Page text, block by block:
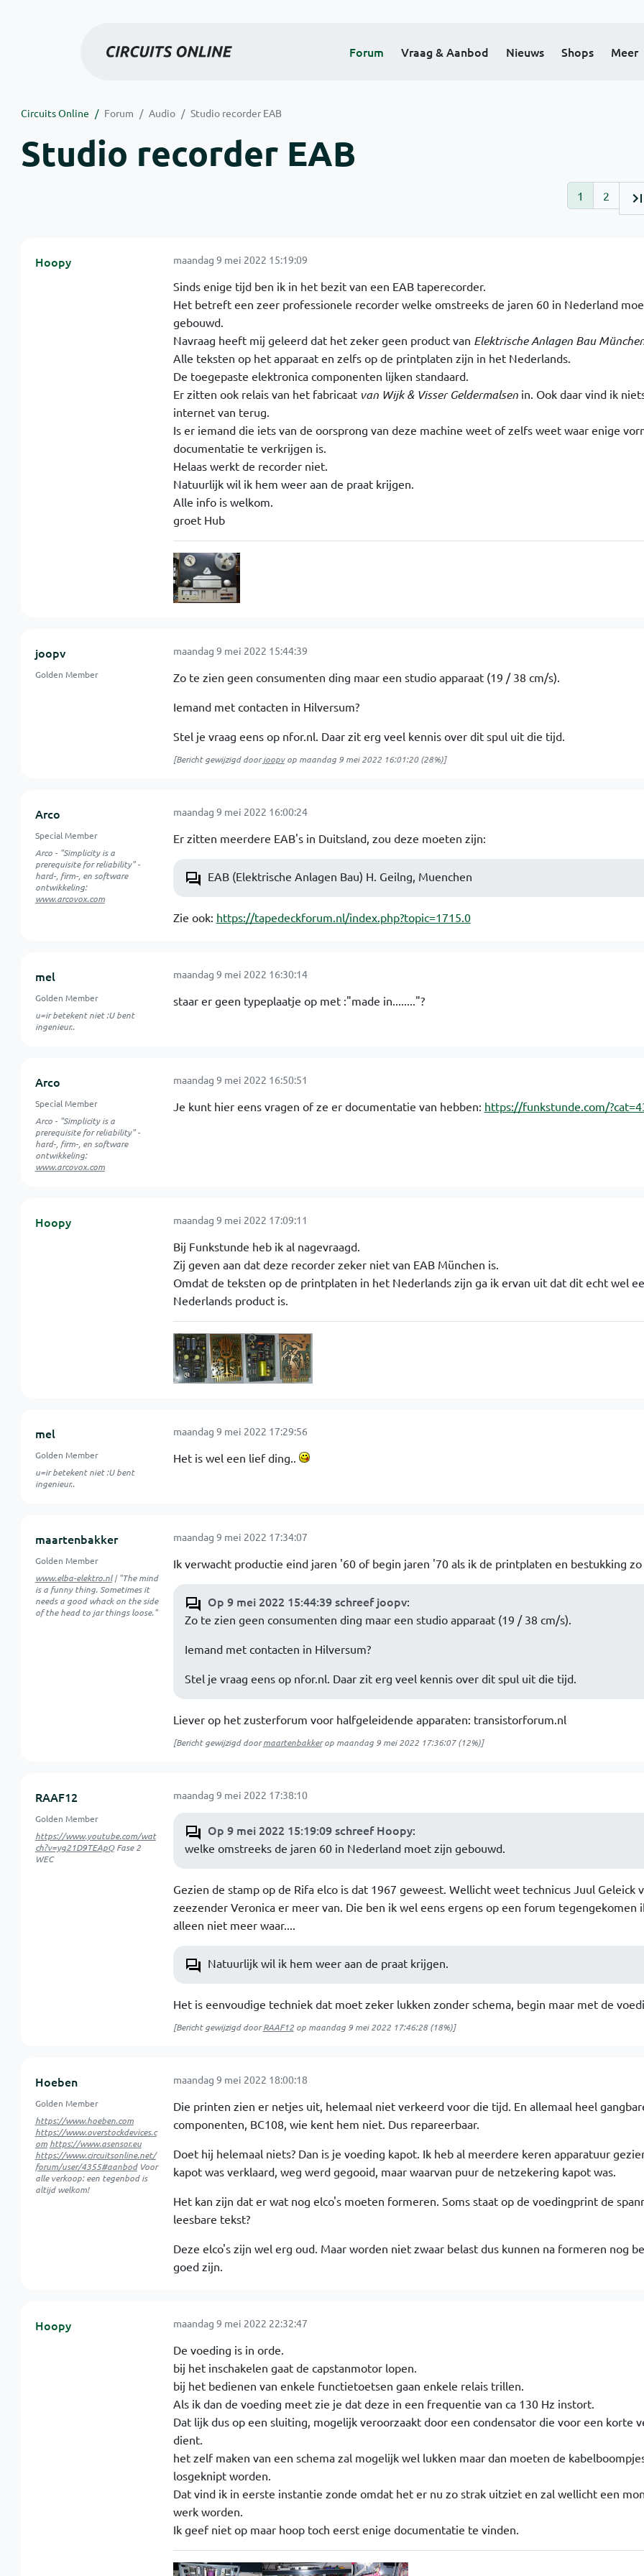
Forum Vraag & Aanbod Nieuws Shops Meer
Circuits Online Forum Audio Studio recorder EAB
Studio recorder EAB
1 2
Hoopy maandag 9 mei 2022 15:19:09
Sinds enige tijd ben ik in het bezit van een EAB taperecorder.
Het betreft een zeer professionele recorder welke omstreeks de jaren 60 in Nederland
gebouwd.
Navraag heeft mij geleerd dat het zeker geen product van Elektrische Anlagen Bau
Alle teksten op het apparaat en zelfs op de printplaten zijn in het Nederlands.
De toegepaste elektronica componenten lijken standaard.
Er zitten ook relais van het fabricaat van Wijk & Visser Geldermalsenin. Ook daar vind ik
internet van terug.
Is er iemand die iets van de oorsprong van deze machine weet of zelfs weet waar enige
documentatie te verkrijgen is.
Helaas werkt de recorder niet.
Natuurlijk wil ik hem weer aan de praat krijgen.
Alle info is welkom.
groet Hub
joopv
Golden Member
maandag 9 mei 2022 15:44:39
Zo te zien geen consumenten ding maar een studio apparaat (19 / 38 cm/s).
Iemand met contacten in Hilversum?
Stel je vraag eens op nfor.nl. Daar zit erg veel kennis over dit spul uit die tijd.
[Bericht gewijzigd doorjoopvop maandag 9 mei 2022 16:01:20(28%)]
Arco
Special Member
Arco - "Simplicity is a
prerequisite for reliability" -
hard-, firm-, en software
ontwikkeling:
www.arcovox.com
maandag 9 mei 2022 16:00:24
Er zitten meerdere EAB's in Duitsland, zou deze moeten zijn:
EAB (Elektrische Anlagen Bau) H. Geilng, Muenchen
Zie ook: https://tapedeckforum.nl/index.php?topic=1715.0
mel
Golden Member
u=ir betekent niet :U bent
ingenieur..
maandag 9 mei 2022 16:30:14
staar er geen typeplaatje op met :"made in........"?
Arco
Special Member
Arco - "Simplicity is a
prerequisite for reliability" -
hard-, firm-, en software
ontwikkeling:
www.arcovox.com
maandag 9 mei 2022 16:50:51
Je kunt hier eens vragen of ze er documentatie van hebben: https://funkstunde.com/
Hoopy maandag 9 mei 2022 17:09:11
Bij Funkstunde heb ik al nagevraagd.
Zij geven aan dat deze recorder zeker niet van EAB München is.
Omdat de teksten op de printplaten in het Nederlands zijn ga ik ervan uit dat dit echt wel
Nederlands product is.
mel
Golden Member
u=ir betekent niet :U bent
ingenieur..
maandag 9 mei 2022 17:29:56
Het is wel een lief ding..
maartenbakker
Golden Member
www.elba-elektro.nl| "The mind
is a funny thing. Sometimes it
needs a good whack on the side
of the head to jar things loose."
maandag 9 mei 2022 17:34:07
Ik verwacht productie eind jaren '60 of begin jaren '70 als ik de printplaten en bestukking zo
Op 9 mei 2022 15:44:39 schreef joopv:
Zo te zien geen consumenten ding maar een studio apparaat (19 / 38 cm/s).
Iemand met contacten in Hilversum?
Stel je vraag eens op nfor.nl. Daar zit erg veel kennis over dit spul uit die tijd.
Liever op het zusterforum voor halfgeleidende apparaten: transistorforum.nl
[Bericht gewijzigd doormaartenbakkerop maandag 9 mei 2022 17:36:07(12%)]
RAAF12
Golden Member
https://www.youtube.com/wat
ch?v=yg21D9TEApQFase 2
WEC
maandag 9 mei 2022 17:38:10
Op 9 mei 2022 15:19:09 schreef Hoopy:
welke omstreeks de jaren 60 in Nederland moet zijn gebouwd.
Gezien de stamp op de Rifa elco is dat 1967 geweest. Wellicht weet technicus Juul Geleick
zeezender Veronica er meer van. Die ben ik wel eens ergens op een forum tegengekomen
alleen niet meer waar....
Natuurlijk wil ik hem weer aan de praat krijgen.
Het is eenvoudige techniek dat moet zeker lukken zonder schema, begin maar met de
[Bericht gewijzigd doorRAAF12op maandag 9 mei 2022 17:46:28(18%)]
Hoeben
Golden Member
https://www.hoeben.com
https://www.overstockdevices.c
om https://www.asensor.eu
https://www.circuitsonline.net/
forum/user/4355#aanbodVoor
alle verkoop: een tegenbod is
altijd welkom!
maandag 9 mei 2022 18:00:18
Die printen zien er netjes uit, helemaal niet verkeerd voor die tijd. En allemaal heel
componenten, BC108, wie kent hem niet. Dus repareerbaar.
Doet hij helemaal niets? Dan is je voeding kapot. Ik heb al meerdere keren apparatuur
kapot was verklaard, weg werd gegooid, maar waarvan puur de netzekering kapot was.
Het kan zijn dat er wat nog elco's moeten formeren. Soms staat op de voedingprint de
leesbare tekst?
Deze elco's zijn wel erg oud. Maar worden niet zwaar belast dus kunnen na formeren nog
goed zijn.
Hoopy maandag 9 mei 2022 22:32:47
De voeding is in orde.
bij het inschakelen gaat de capstanmotor lopen.
bij het bedienen van enkele functietoetsen gaan enkele relais trillen.
Als ik dan de voeding meet zie je dat deze in een frequentie van ca 130 Hz instort.
Dat lijk dus op een sluiting, mogelijk veroorzaakt door een condensator die voor een korte
dient.
het zelf maken van een schema zal mogelijk wel lukken maar dan moeten de
losgeknipt worden.
Dat vind ik in eerste instantie zonde omdat het er nu zo strak uitziet en zal wellicht een
werk worden.
Ik geef niet op maar hoop toch eerst enige documentatie te vinden.